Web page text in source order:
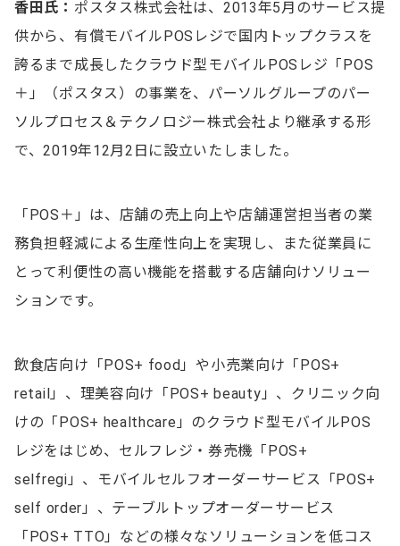
香田氏： ポスタス株式会社は、2013年5月のサービス提
供から、有償モバイルPOSレジで国内トップクラスを
誇るまで成長したクラウド型モバイルPOSレジ「POS
＋」（ポスタス）の事業を、パーソルグループのパー
ソルプロセス＆テクノロジー株式会社より継承する形
で、2019年12月2日に設立いたしました。
「POS＋」は、店舗の売上向上や店舗運営担当者の業
務負担軽減による生産性向上を実現し、また従業員に
とって利便性の高い機能を搭載する店舗向けソリュー
ションです。
飲食店向け「POS+ food」や小売業向け「POS+
retail」、理美容向け「POS+ beauty」、クリニック向
けの「POS+ healthcare」のクラウド型モバイルPOS
レジをはじめ、セルフレジ・券売機「POS+
selfregi」、モバイルセルフオーダーサービス「POS+
self order」、テーブルトップオーダーサービス
「POS+ TTO」などの様々なソリューションを低コス